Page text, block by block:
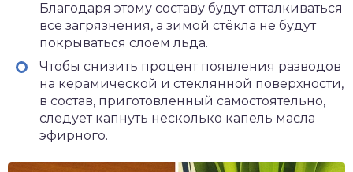
Благодаря этому составу будут отталкиваться
все загрязнения, а зимой стёкла не будут
покрываться слоем льда.
Чтобы снизить процент появления разводов
на керамической и стеклянной поверхности,
в состав, приготовленный самостоятельно,
следует капнуть несколько капель масла
эфирного.